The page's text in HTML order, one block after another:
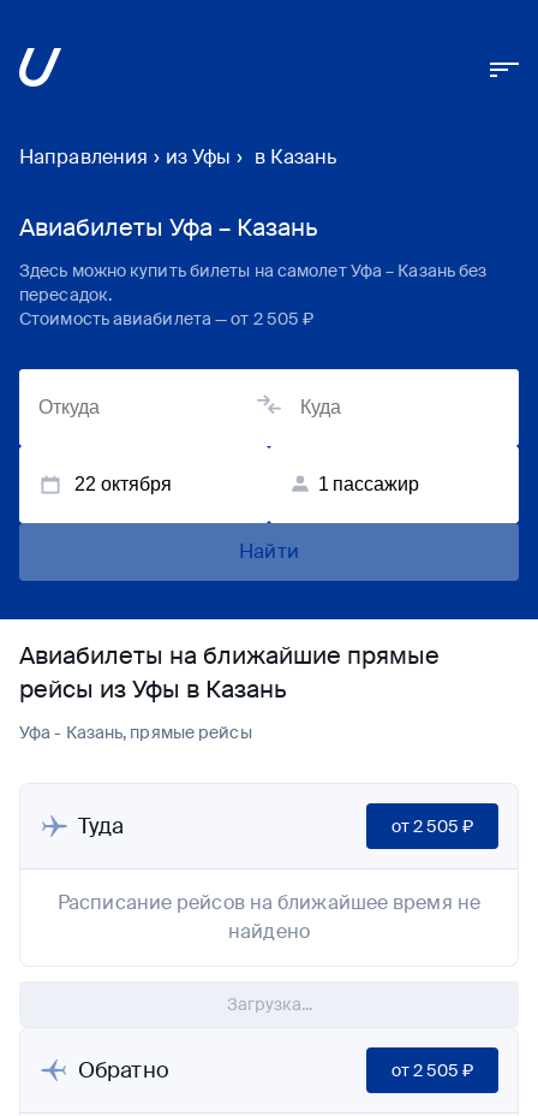
Направления › из Уфы › в Казань
Авиабилеты Уфа – Казань
Здесь можно купить билеты на самолетУфа – Казаньбез
пересадок.
Стоимость авиабилета — от 2 505 ₽
22 октября 1 пассажир
Найти
Авиабилеты на ближайшие прямые
рейсы из Уфы в Казань
Уфа - Казань, прямые рейсы
Туда от2 505 ₽
Расписание рейсов на ближайшее время не
найдено
Загрузка...
Обратно от2 505 ₽